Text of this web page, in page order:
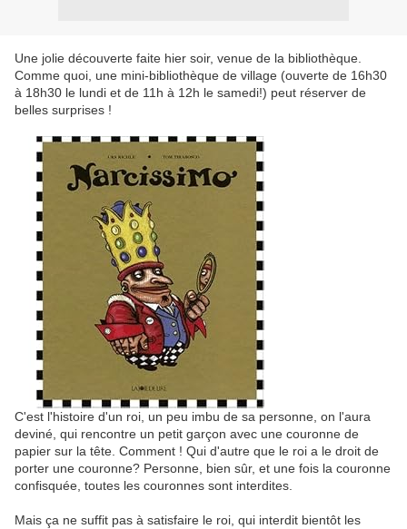
Une jolie découverte faite hier soir, venue de la bibliothèque.
Comme quoi, une mini-bibliothèque de village (ouverte de 16h30
à 18h30 le lundi et de 11h à 12h le samedi!) peut réserver de
belles surprises !
C'est l'histoire d'un roi, un peu imbu de sa personne, on l'aura
deviné, qui rencontre un petit garçon avec une couronne de
papier sur la tête. Comment ! Qui d'autre que le roi a le droit de
porter une couronne? Personne, bien sûr, et une fois la couronne
confisquée, toutes les couronnes sont interdites.
Mais ça ne suffit pas à satisfaire le roi, qui interdit bientôt les